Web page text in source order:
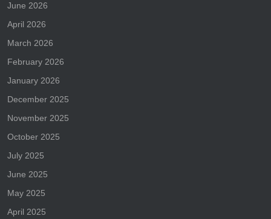
June 2026
April 2026
March 2026
February 2026
January 2026
December 2025
November 2025
October 2025
July 2025
June 2025
May 2025
April 2025